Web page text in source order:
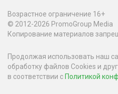
Возрастное ограничение 16+
© 2012-2026 PromoGroup Media
Копирование материалов
Продолжая использовать наш
обработку файлов Cookies и
в соответствии с Политикой